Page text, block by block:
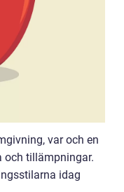
var och en
och tillämpningar.
idag